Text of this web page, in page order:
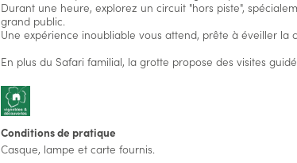
Durant une heure, explorez un circuit "hors piste",
grand public.
Une expérience inoubliable vous attend, prête à éveiller la
En plus du Safari familial, la grotte propose des visites
Conditions de pratique
Casque, lampe et carte fournis.